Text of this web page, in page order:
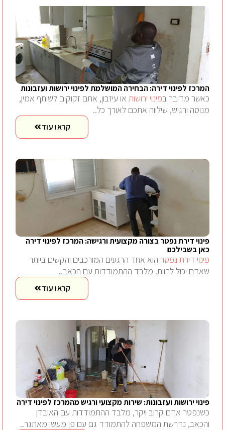
המרכז לפינוי דירה: הבחירה המושלמת לפינוי ירושות ועזבונות
כאשר מדובר בפינוי ירושות או עיזבון, אתם זקוקים לשותף אמין,
מנוסה ורגיש, שילווה אתכם לאורך כל..
קראו עוד
פינוי דירת נפטר בצורה מקצועית ורגישה: המרכז לפינוי דירה
כאן בשבילכם
פינוי דירת נפטר הוא אחד הרגעים המורכבים והקשים ביותר
שאדם יכול לחוות. מלבד ההתמודדות עם הכאב..
קראו עוד
פינוי ירושות ועזבונות: שירות מקצועי ורגיש מהמרכז לפינוי דירה
כשנפטר אדם קרוב ויקר, מלבד ההתמודדות עם האובדן
והכאב, נדרשת המשפחה להתמודד גם עם פן מעשי מאתגר..